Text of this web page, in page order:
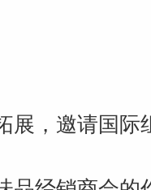
展，邀请国际